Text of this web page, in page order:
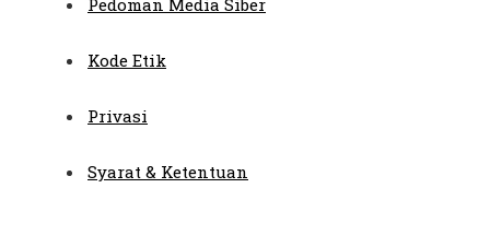
Pedoman Media Siber
Kode Etik
Privasi
Syarat & Ketentuan